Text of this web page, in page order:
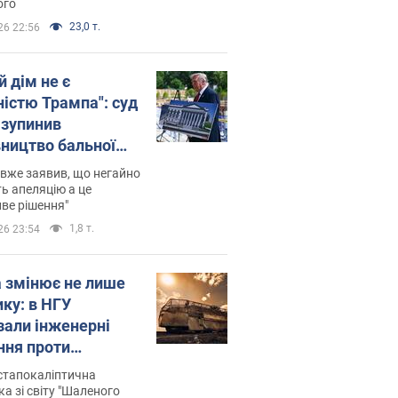
22:56 23,0 т.
дім не є
Трампа": суд
бальної
$400 млн
заявив, що негайно
апеляцію а це
рішення"
23:54 1,8 т.
змінює не лише
в НГУ
інженерні
проти
FPV-дронів.
зі світу "Шаленого